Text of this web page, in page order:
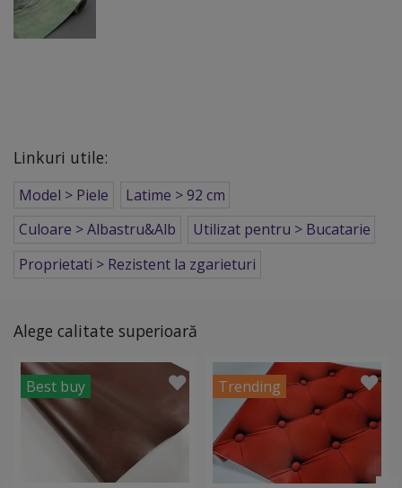
Linkuri utile:
Model > Piele
Latime > 92 cm
Culoare > Albastru&Alb
Utilizat pentru > Bucatarie
Proprietati > Rezistent la zgarieturi
Alege calitate superioară
Best buy Trending